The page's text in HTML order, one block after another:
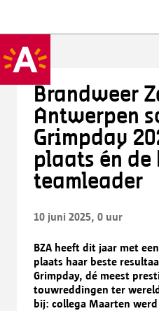
Brandweer
Antwerpen
Grimpday
plaats én de
teamleader
10 juni 2025, 0 uur
BZA heeft dit jaar met
plaats haar beste
Grimpday, dé meest
touwreddingen ter
bij: collega Maarten